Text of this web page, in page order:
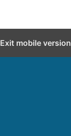
Exit mobile version